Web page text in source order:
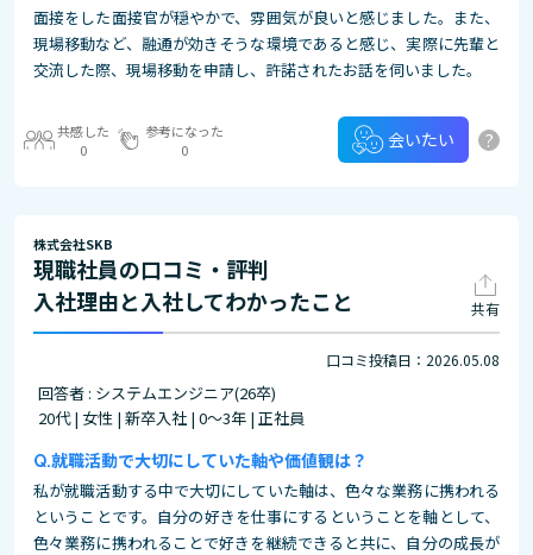
面接をした面接官が穏やかで、雰囲気が良いと感じました。また、
現場移動など、融通が効きそうな環境であると感じ、実際に先輩と
交流した際、現場移動を申請し、許諾されたお話を伺いました。
共感した
0
参考になった
0
会いたい ?
株式会社SKB
現職社員の口コミ・評判
入社理由と入社してわかったこと
共有
口コミ投稿日：2026.05.08
回答者 : システムエンジニア(26卒)
20代 | 女性 | 新卒入社 | 0～3年 | 正社員
就職活動で大切にしていた軸や価値観は？
私が就職活動する中で大切にしていた軸は、色々な業務に携われる
ということです。自分の好きを仕事にするということを軸として、
色々業務に携われることで好きを継続できると共に、自分の成長が